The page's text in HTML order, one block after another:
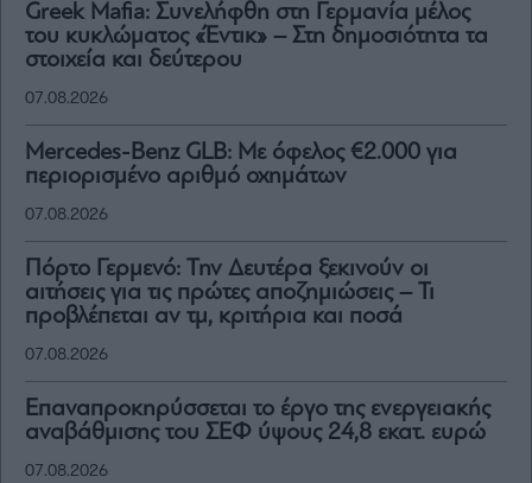
Greek Mafia: Συνελήφθη στη Γερμανία μέλος
του κυκλώματος «Έντικ» – Στη δημοσιότητα τα
στοιχεία και δεύτερου
07.08.2026
Mercedes-Benz GLB: Mε όφελος €2.000 για
περιορισμένο αριθμό οχημάτων
07.08.2026
Πόρτο Γερμενό: Την Δευτέρα ξεκινούν οι
αιτήσεις για τις πρώτες αποζημιώσεις – Τι
προβλέπεται αν τμ, κριτήρια και ποσά
07.08.2026
Επαναπροκηρύσσεται το έργο της ενεργειακής
αναβάθμισης του ΣΕΦ ύψους 24,8 εκατ. ευρώ
07.08.2026